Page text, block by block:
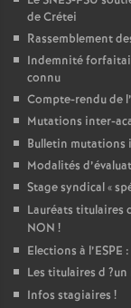
de Crétei
Rassemblement
Indemnité
connu
Compte-rendu de
Mutations inter-
Bulletin mutations
Modalités
Stage syndical «
Lauréats titulaires
NON !
Elections à l’ESPE
Les titulaires d ?un
Infos stagiaires !